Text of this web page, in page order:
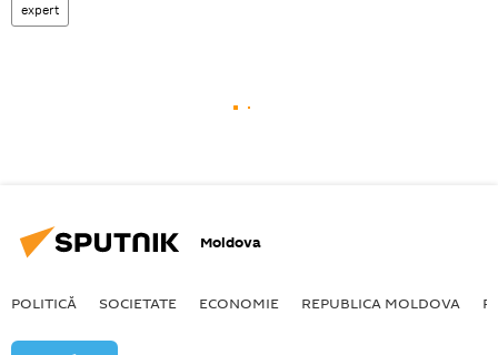
expert
Moldova
POLITICĂ SOCIETATE ECONOMIE REPUBLICA MOLDOVA